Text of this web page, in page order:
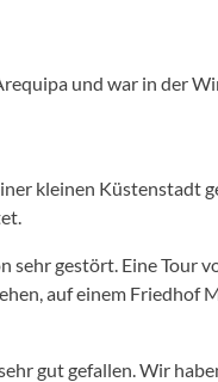
und war in der
kleinen Küstenstadt
sehr gestört. Eine Tour
auf einem Friedhof
gut gefallen. Wir